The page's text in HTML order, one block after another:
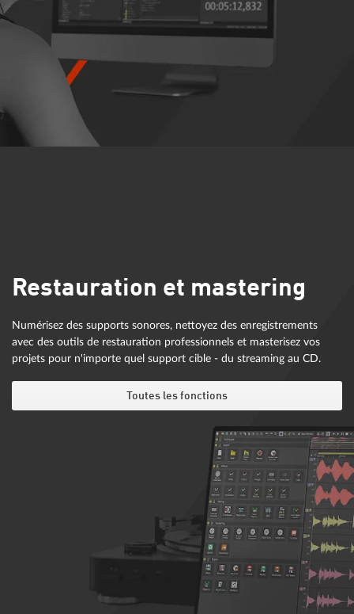
Restauration et mastering
Numérisez des supports sonores, nettoyez des enregistrements
avec des outils de restauration professionnels et masterisez vos
projets pour n'importe quel support cible - du streaming au CD.
Toutes les fonctions